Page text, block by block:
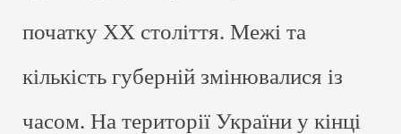
початку ХХ століття. Межі та
кількість губерній змінювалися із
часом. На території України у кінці